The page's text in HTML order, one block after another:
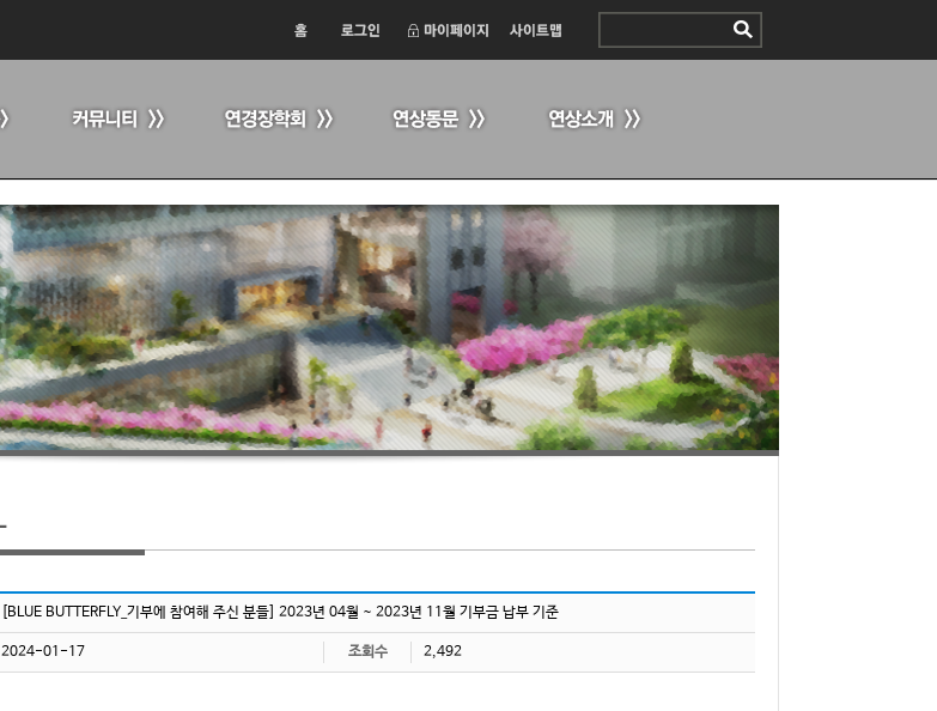
[BLUE BUTTERFLY_기부에 참여해 주신 분들] 2023년 04월 ~ 2023년 11월 기부금 납부 기준
2024-01-17 조회수 2,492